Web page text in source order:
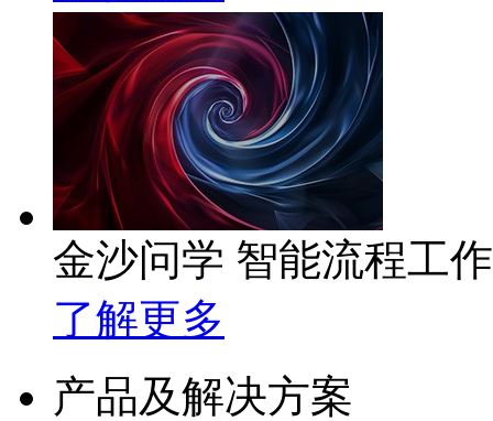
金沙问学 智能流程工
了解更多
产品及解决方案